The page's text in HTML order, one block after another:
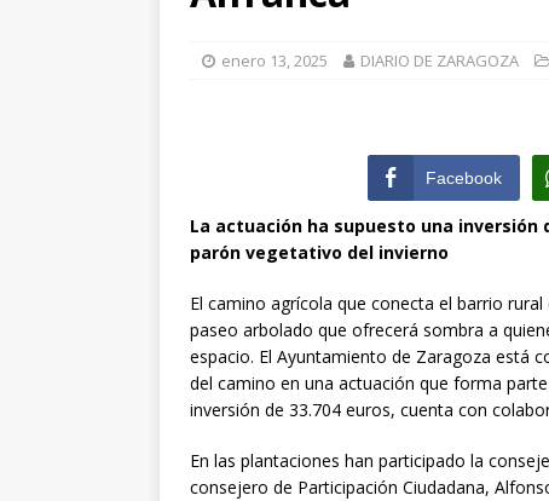
ZARAGOZA
enero 13, 2025 DIARIO DE ZARAGOZA
Facebook
La actuación ha supuesto una inversión
parón vegetativo del invierno
El camino agrícola que conecta el barrio
paseo arbolado que ofrecerá sombra a
espacio. El Ayuntamiento de Zaragoza está
del camino en una actuación que forma
inversión de 33.704 euros, cuenta con
En las plantaciones han participado la
consejero de Participación Ciudadana,